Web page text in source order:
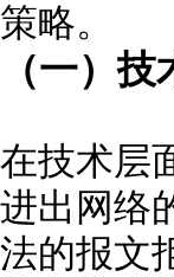
策略。
（一）
在技术层
进出网络
法的报文